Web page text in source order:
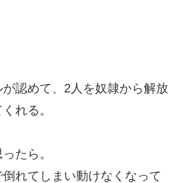
認めて、2人を奴隷から解放
れる。
たら。
れてしまい動けなくなって